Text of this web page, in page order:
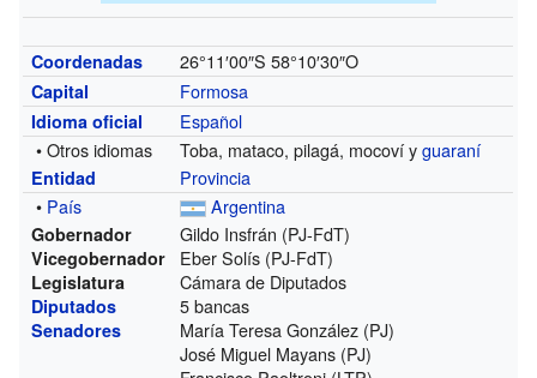
Coordenadas 26°11′00″S 58°10′30″O
Capital Formosa
Idioma oficial
Español
• Otros idiomas
Toba, mataco, pilagá, mocoví yguaraní
Entidad
Provincia
• País Argentina
Gobernador
Vicegobernador
Legislatura
Diputados
Senadores
Gildo Insfrán (PJ-FdT)
Eber Solís (PJ-FdT)
Cámara de Diputados
5 bancas
María Teresa González (PJ)
José Miguel Mayans (PJ)